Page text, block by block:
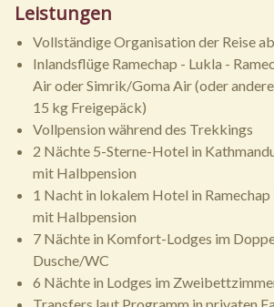
Leistungen
Vollständige Organisation der Reise
Inlandsflüge Ramechap - Lukla -
Air oder Simrik/Goma Air (oder
15 kg Freigepäck)
Vollpension während des Trekkings
2 Nächte 5-Sterne-Hotel in
mit Halbpension
1 Nacht in lokalem Hotel in
mit Halbpension
7 Nächte in Komfort-Lodges im
Dusche/WC
6 Nächte in Lodges im